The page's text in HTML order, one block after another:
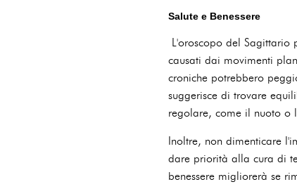
Salute e Benessere
L'oroscopo del Sagittario
causati dai movimenti
croniche potrebbero
suggerisce di trovare
regolare, come il nuoto o
Inoltre, non dimenticare
dare priorità alla cura di
benessere migliorerà se